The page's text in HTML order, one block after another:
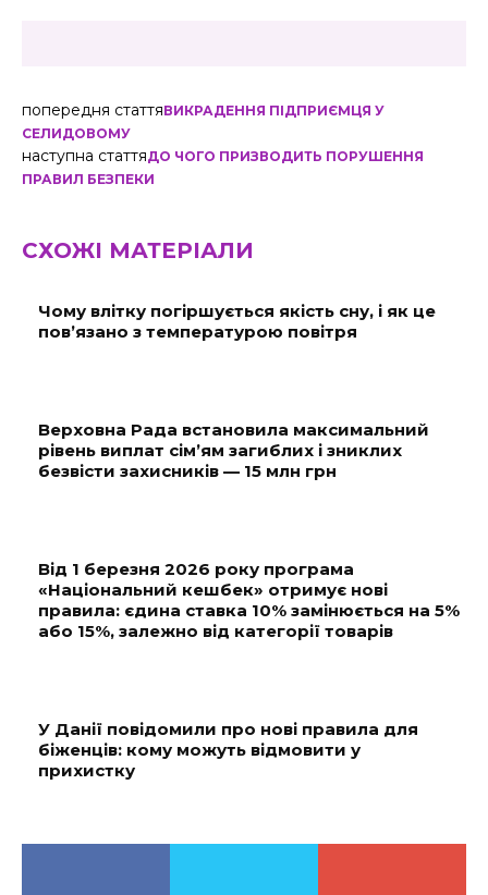
попередня статтяВИКРАДЕННЯ ПІДПРИЄМЦЯ У
СЕЛИДОВОМУ
наступна статтяДО ЧОГО ПРИЗВОДИТЬ ПОРУШЕННЯ
ПРАВИЛ БЕЗПЕКИ
СХОЖІ МАТЕРІАЛИ
Чому влітку погіршується якість сну, і як це
пов’язано з температурою повітря
Верховна Рада встановила максимальний
рівень виплат сім’ям загиблих і зниклих
безвісти захисників — 15 млн грн
Від 1 березня 2026 року програма
«Національний кешбек» отримує нові
правила: єдина ставка 10% замінюється на 5%
або 15%, залежно від категорії товарів
У Данії повідомили про нові правила для
біженців: кому можуть відмовити у
прихистку